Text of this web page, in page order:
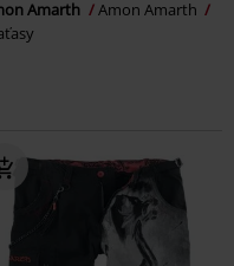
Amarth
Amon Amarth